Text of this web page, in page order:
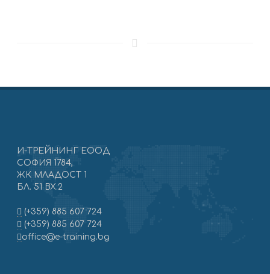
И-ТРЕЙНИНГ ЕООД
СОФИЯ 1784,
ЖК МЛАДОСТ 1
БЛ. 51 ВХ.2
(+359) 885 607 724
(+359) 885 607 724
office@e-training.bg